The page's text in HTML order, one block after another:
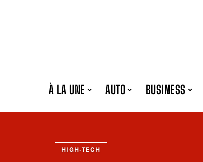
À LA UNE AUTO BUSINESS
HIGH-TECH